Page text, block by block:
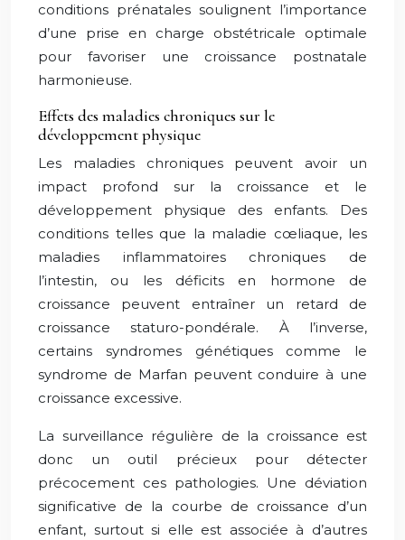
conditions prénatales soulignent l’importance
d’une prise en charge obstétricale optimale
pour favoriser une croissance postnatale
harmonieuse.
Effets des maladies chroniques sur le
développement physique
Les maladies chroniques peuvent avoir un
impact profond sur la croissance et le
développement physique des enfants. Des
conditions telles que la maladie cœliaque, les
maladies inflammatoires chroniques de
l’intestin, ou les déficits en hormone de
croissance peuvent entraîner un retard de
croissance staturo-pondérale. À l’inverse,
certains syndromes génétiques comme le
syndrome de Marfan peuvent conduire à une
croissance excessive.
La surveillance régulière de la croissance est
donc un outil précieux pour détecter
précocement ces pathologies. Une déviation
significative de la courbe de croissance d’un
enfant, surtout si elle est associée à d’autres